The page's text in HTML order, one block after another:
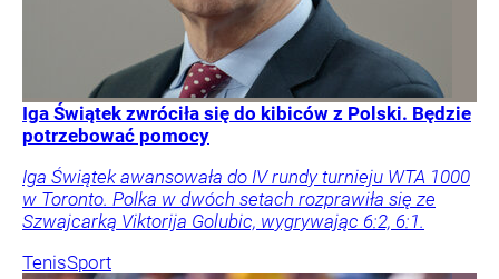
Iga Świątek zwróciła się do kibiców z Polski. Będzie
potrzebować pomocy
Iga Świątek awansowała do IV rundy turnieju WTA 1000
w Toronto. Polka w dwóch setach rozprawiła się ze
Szwajcarką Viktorija Golubic, wygrywając 6:2, 6:1.
TenisSport